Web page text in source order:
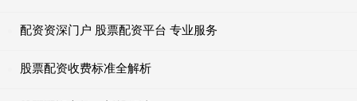
配资资深门户 股票配资平台 专业服务
股票配资收费标准全解析